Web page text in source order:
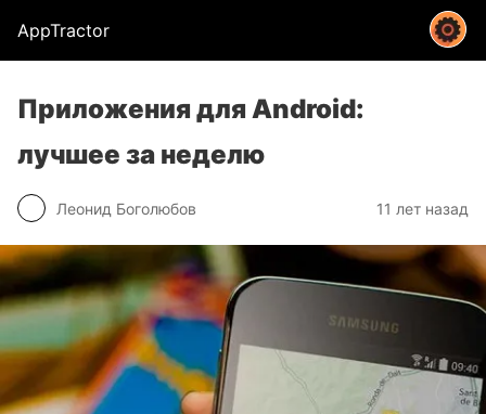
AppTractor
Приложения для Android:
лучшее за неделю
Леонид Боголюбов 11 лет назад